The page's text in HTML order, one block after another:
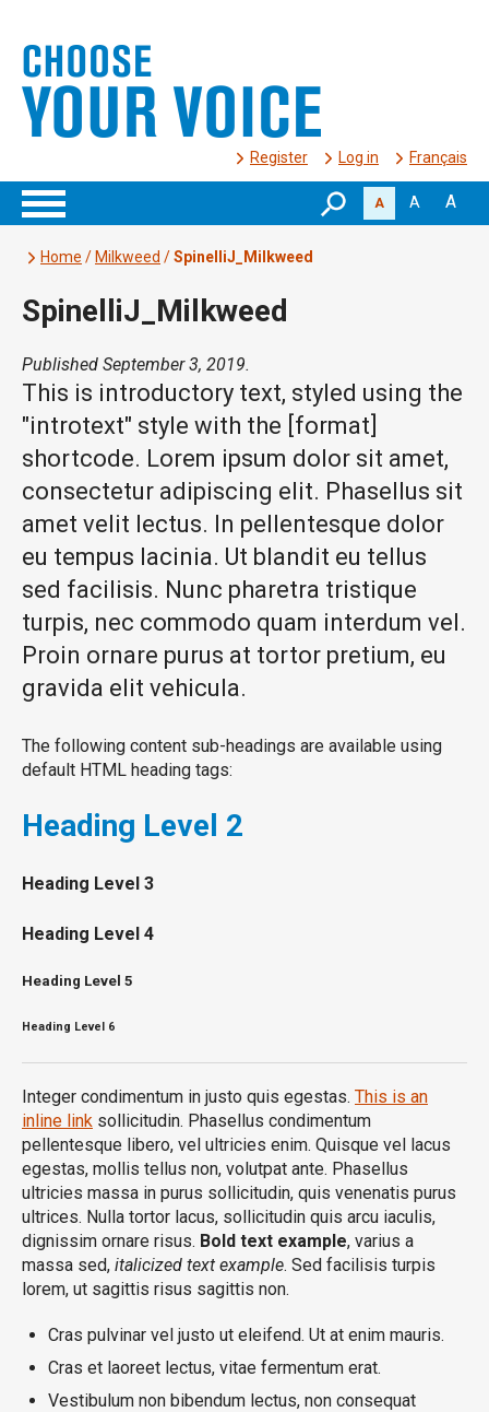
Register Log in Français
A A A
Home / Milkweed /SpinelliJ_Milkweed
SpinelliJ_Milkweed
Published September 3, 2019.
This is introductory text, styled using the
"introtext" style with the [format]
shortcode. Lorem ipsum dolor sit amet,
consectetur adipiscing elit. Phasellus sit
amet velit lectus. In pellentesque dolor
eu tempus lacinia. Ut blandit eu tellus
sed facilisis. Nunc pharetra tristique
turpis, nec commodo quam interdum vel.
Proin ornare purus at tortor pretium, eu
gravida elit vehicula.
The following content sub-headings are available using
default HTML heading tags:
Heading Level 2
Heading Level 3
Heading Level 4
Heading Level 5
Heading Level 6
Integer condimentum in justo quis egestas. This is an
inline link sollicitudin. Phasellus condimentum
pellentesque libero, vel ultricies enim. Quisque vel lacus
egestas, mollis tellus non, volutpat ante. Phasellus
ultricies massa in purus sollicitudin, quis venenatis purus
ultrices. Nulla tortor lacus, sollicitudin quis arcu iaculis,
dignissim ornare risus. Bold text example, varius a
massa sed, italicized text example. Sed facilisis turpis
lorem, ut sagittis risus sagittis non.
Cras pulvinar vel justo ut eleifend. Ut at enim mauris.
Cras et laoreet lectus, vitae fermentum erat.
Vestibulum non bibendum lectus, non consequat